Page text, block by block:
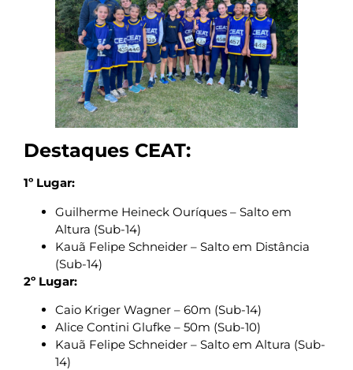
Destaques CEAT:
1º Lugar:
Guilherme Heineck Ouríques – Salto em
Altura (Sub-14)
Kauã Felipe Schneider – Salto em Distância
(Sub-14)
2º Lugar:
Caio Kriger Wagner – 60m (Sub-14)
Alice Contini Glufke – 50m (Sub-10)
Kauã Felipe Schneider – Salto em Altura (Sub-
14)